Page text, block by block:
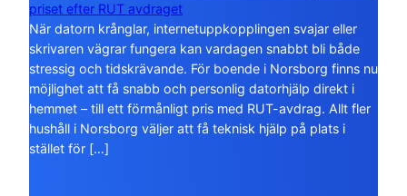
priset efter RUT avdraget
När datorn krånglar, internetuppkopplingen svajar eller
skrivaren vägrar fungera kan vardagen snabbt bli både
stressig och tidskrävande. För boende i Norsborg finns nu
möjlighet att få snabb och personlig datorhjälp direkt i
hemmet – till ett förmånligt pris med RUT-avdrag. Allt fler
hushåll i Norsborg väljer att få teknisk hjälp på plats i
stället för […]